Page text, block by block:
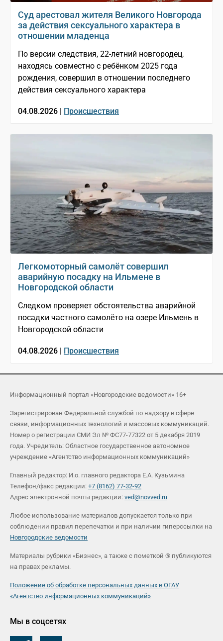
Суд арестовал жителя Великого Новгорода
за действия сексуального характера в
отношении младенца
По версии следствия, 22-летний новгородец,
находясь совместно с ребёнком 2025 года
рождения, совершил в отношении последнего
действия сексуального характера
04.08.2026 | Происшествия
Легкомоторный самолёт совершил
аварийную посадку на Ильмене в
Новгородской области
Следком проверяет обстоятельства аварийной
посадки частного самолёто на озере Ильмень в
Новгородской области
04.08.2026 | Происшествия
Информационный портал «Новгородские ведомости» 16+
Зарегистрирован Федеральной службой по надзору в сфере
связи, информационных технологий и массовых коммуникаций.
Номер о регистрации СМИ Эл № ФС77-77322 от 5 декабря 2019
года. Учредитель: Областное государственное автономное
учреждение «Агентство информационных коммуникаций»
Главный редактор: И.о. главного редактора Е.А. Кузьмина
Телефон/факс редакции: +7 (8162) 77-32-92
Адрес электронной почты редакции: ved@novved.ru
Любое использование материалов допускается только при
соблюдении правил перепечатки и при наличии гиперссылки на
Новгородские ведомости
Материалы рубрики «Бизнес», а также с пометкой ® публикуются
на правах рекламы.
Положение об обработке персональных данных в ОГАУ
«Агентство информационных коммуникаций»
Мы в соцсетях